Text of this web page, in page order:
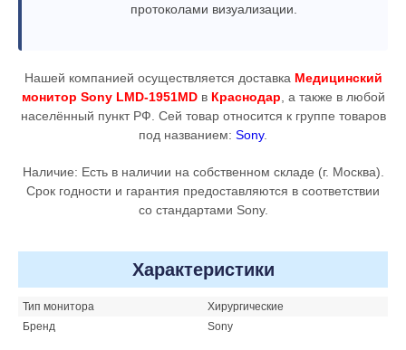
протоколами визуализации.
Нашей компанией осуществляется доставка Медицинский
монитор Sony LMD-1951MDв Краснодар , а также в любой
населённый пункт РФ. Сей товар относится к группе товаров
под названием: Sony.
Наличие: Есть в наличии на собственном складе (г. Москва).
Срок годности и гарантия предоставляются в соответствии
со стандартами Sony.
Характеристики
Тип монитора
Хирургические
Бренд
Sony